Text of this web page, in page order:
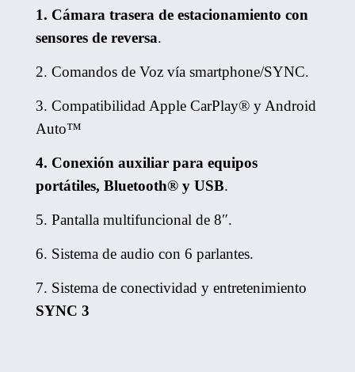
1. Cámara trasera de estacionamiento con
sensores de reversa.
2. Comandos de Voz vía smartphone/SYNC.
3. Compatibilidad Apple CarPlay® y Android
Auto™
4. Conexión auxiliar para equipos
portátiles, Bluetooth® y USB.
5. Pantalla multifuncional de 8″.
6. Sistema de audio con 6 parlantes.
7. Sistema de conectividad y entretenimiento
SYNC 3